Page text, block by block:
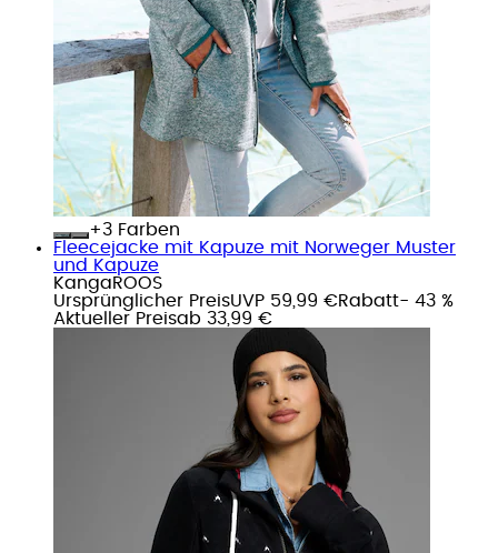
+
Farben
Fleecejacke mit Kapuze mit Norweger Muster
und Kapuze
KangaROOS
Ursprünglicher PreisUVP 59,99 €Rabatt- 43 %
Aktueller Preisab 33,99 €